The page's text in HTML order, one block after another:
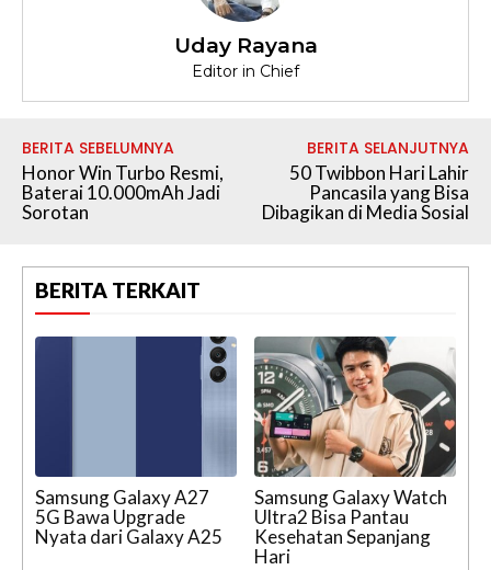
Uday Rayana
Editor in Chief
BERITA SEBELUMNYA
Honor Win Turbo Resmi,
Baterai 10.000mAh Jadi
Sorotan
BERITA SELANJUTNYA
50 Twibbon Hari Lahir
Pancasila yang Bisa
Dibagikan di Media Sosial
BERITA TERKAIT
Samsung Galaxy A27
5G Bawa Upgrade
Nyata dari Galaxy A25
Samsung Galaxy Watch
Ultra2 Bisa Pantau
Kesehatan Sepanjang
Hari